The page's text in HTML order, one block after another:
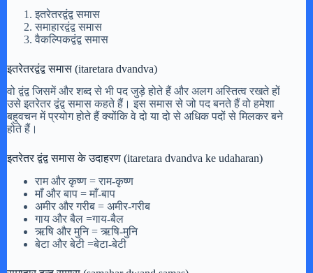
इतरेतरद्वंद्व समास
समाहारद्वंद्व समास
वैकल्पिकद्वंद्व समास
इतरेतरद्वंद्व समास (itaretara dvandva)
वो द्वंद्व जिसमें और शब्द से भी पद जुड़े होते हैं और अलग अस्तित्व रखते हों
उसे इतरेतर द्वंद्व समास कहते हैं। इस समास से जो पद बनते हैं वो हमेशा
बहुवचन में प्रयोग होते हैं क्योंकि वे दो या दो से अधिक पदों से मिलकर बने
होते हैं।
इतरेतर द्वंद्व समास के उदाहरण (itaretara dvandva ke udaharan)
राम और कृष्ण = राम-कृष्ण
माँ और बाप = माँ-बाप
अमीर और गरीब = अमीर-गरीब
गाय और बैल =गाय-बैल
ऋषि और मुनि = ऋषि-मुनि
बेटा और बेटी =बेटा-बेटी